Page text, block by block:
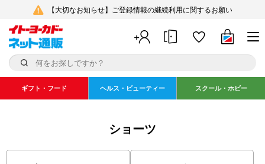
【大切なお知らせ】ご登録情報の継続利用に関するお願い
ギフト・フード ヘルス・ビューティー スクール・ホビー
ショーツ